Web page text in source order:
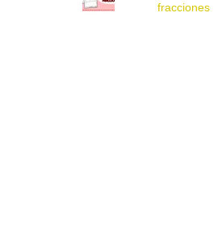
fracciones